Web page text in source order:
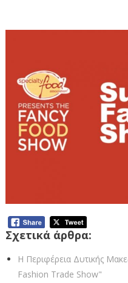
Σχετικά άρθρα:
Η Περιφέρεια Δυτικής
Fashion Trade Show"